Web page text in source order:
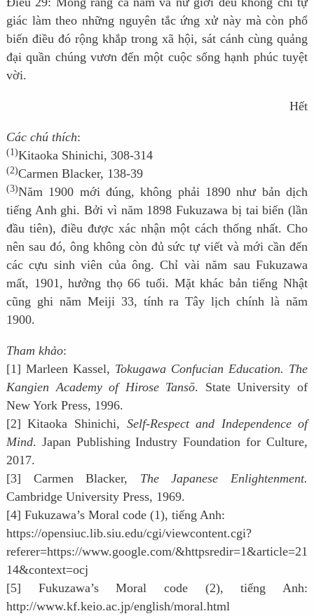
giác làm theo những nguyên tắc ứng xử này mà còn phổ
biến điều đó rộng khắp trong xã hội, sát cánh cùng quảng
đại quần chúng vươn đến một cuộc sống hạnh phúc tuyệt
vời.
Hết
Các chú thích:
(1)Kitaoka Shinichi, 308-314
(2)Carmen Blacker, 138-39
(3)Năm 1900 mới đúng, không phải 1890 như bản dịch
tiếng Anh ghi. Bởi vì năm 1898 Fukuzawa bị tai biến (lần
đầu tiên), điều được xác nhận một cách thống nhất. Cho
nên sau đó, ông không còn đủ sức tự viết và mới cần đến
các cựu sinh viên của ông. Chỉ vài năm sau Fukuzawa
mất, 1901, hưởng thọ 66 tuổi. Mặt khác bản tiếng Nhật
cũng ghi năm Meiji 33, tính ra Tây lịch chính là năm
1900.
Tham khảo:
[1] Marleen Kassel, Tokugawa Confucian Education. The
Kangien Academy of Hirose Tansō. State University of
New York Press, 1996.
[2] Kitaoka Shinichi, Self-Respect and Independence of
Mind. Japan Publishing Industry Foundation for Culture,
2017.
[3] Carmen Blacker, The Japanese Enlightenment.
Cambridge University Press, 1969.
[4] Fukuzawa’s Moral code (1), tiếng Anh:
https://opensiuc.lib.siu.edu/cgi/viewcontent.cgi?
referer=https://www.google.com/&httpsredir=1&article=21
14&context=ocj
[5] Fukuzawa’s Moral code (2), tiếng Anh:
http://www.kf.keio.ac.jp/english/moral.html